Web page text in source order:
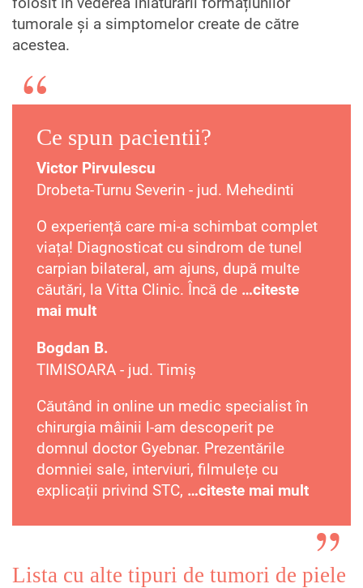
tumorale și a simptomelor create de către
acestea.
Ce spun pacientii?
Victor Pirvulescu
Drobeta-Turnu Severin - jud. Mehedinti
O experiență care mi-a schimbat complet
viața! Diagnosticat cu sindrom de tunel
carpian bilateral, am ajuns, după multe
căutări, la Vitta Clinic. Încă de …citeste
mai mult
Bogdan B.
TIMISOARA - jud. Timiș
Căutând in online un medic specialist în
chirurgia mâinii l-am descoperit pe
domnul doctor Gyebnar. Prezentările
domniei sale, interviuri, filmulețe cu
explicații privind STC, …citeste mai mult
Lista cu alte tipuri de tumori de piele